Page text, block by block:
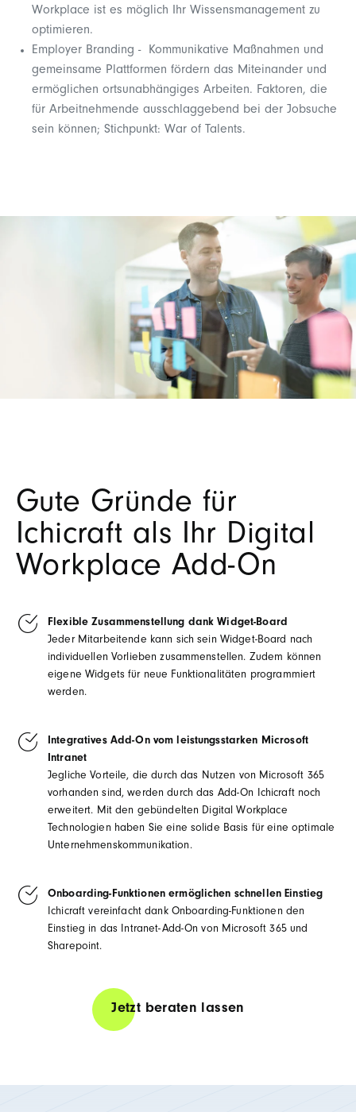
Workplace ist es möglich Ihr Wissensmanagement zu
optimieren.
Employer Branding - Kommunikative Maßnahmen und
gemeinsame Plattformen fördern das Miteinander und
ermöglichen ortsunabhängiges Arbeiten. Faktoren, die
für Arbeitnehmende ausschlaggebend bei der Jobsuche
sein können; Stichpunkt: War of Talents.
Gute Gründe für
Ichicraft als Ihr Digital
Workplace Add-On
Jetzt beraten lassen
Flexible Zusammenstellung dank Widget-Board
Jeder Mitarbeitende kann sich sein Widget-Board nach
individuellen Vorlieben zusammenstellen. Zudem können
eigene Widgets für neue Funktionalitäten programmiert
werden.
Integratives Add-On vom leistungsstarken Microsoft
Intranet
Jegliche Vorteile, die durch das Nutzen von Microsoft 365
vorhanden sind, werden durch das Add-On Ichicraft noch
erweitert. Mit den gebündelten Digital Workplace
Technologien haben Sie eine solide Basis für eine optimale
Unternehmenskommunikation.
Onboarding-Funktionen ermöglichen schnellen Einstieg
Ichicraft vereinfacht dank Onboarding-Funktionen den
Einstieg in das Intranet-Add-On von Microsoft 365 und
Sharepoint.